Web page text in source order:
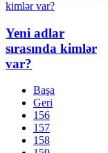
Yeni adlar
sırasında kimlər
var?
Başa
Geri
156
157
158